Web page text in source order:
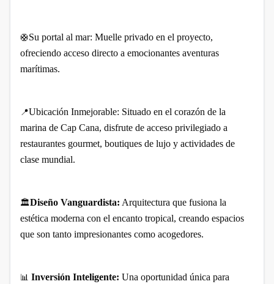
🛟Su portal al mar: Muelle privado en el proyecto,
ofreciendo acceso directo a emocionantes aventuras
marítimas.
📍Ubicación Inmejorable: Situado en el corazón de la
marina de Cap Cana, disfrute de acceso privilegiado a
restaurantes gourmet, boutiques de lujo y actividades de
clase mundial.
🏛️Diseño Vanguardista: Arquitectura que fusiona la
estética moderna con el encanto tropical, creando espacios
que son tanto impresionantes como acogedores.
📊 Inversión Inteligente: Una oportunidad única para